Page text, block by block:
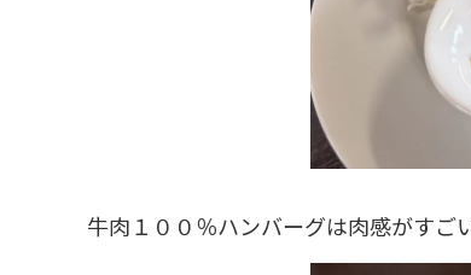
牛肉１００％ハンバーグは肉感がすご